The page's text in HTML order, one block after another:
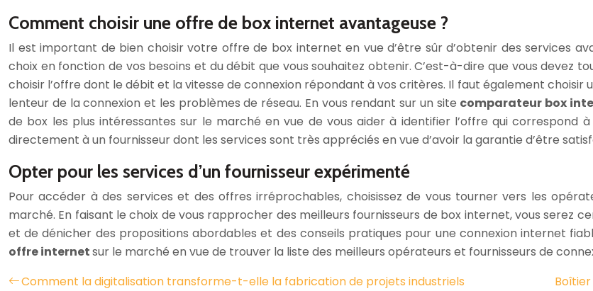
Comment choisir une offre de box internet avantageuse ?
Il est important de bien choisir votre offre de box internet en vue d’être sûr d’obtenir des services
choix en fonction de vos besoins et du débit que vous souhaitez obtenir. C’est-à-dire que vous
choisir l’offre dont le débit et la vitesse de connexion répondant à vos critères. Il faut également
lenteur de la connexion et les problèmes de réseau. En vous rendant sur un site comparateur box
de box les plus intéressantes sur le marché en vue de vous aider à identifier l’offre qui correspond
directement à un fournisseur dont les services sont très appréciés en vue d’avoir la garantie d’être
Opter pour les services d’un fournisseur expérimenté
Pour accéder à des services et des offres irréprochables, choisissez de vous tourner vers les
marché. En faisant le choix de vous rapprocher des meilleurs fournisseurs de box internet, vous serez
et de dénicher des propositions abordables et des conseils pratiques pour une connexion internet
offre internetsur le marché en vue de trouver la liste des meilleurs opérateurs et fournisseurs de
Comment la digitalisation transforme-t-elle la fabrication de projets industriels